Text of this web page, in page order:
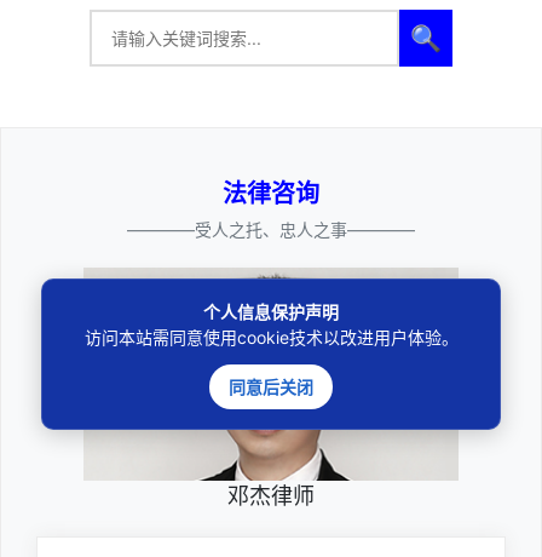
🔍
法律咨询
————受人之托、忠人之事————
邓杰律师
个人信息保护声明
访问本站需同意使用cookie技术以改进用户体验。
同意后关闭